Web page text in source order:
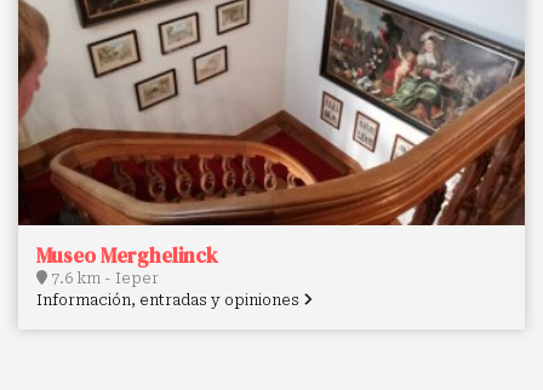
Museo Merghelinck
7.6 km - Ieper
Información, entradas y opiniones